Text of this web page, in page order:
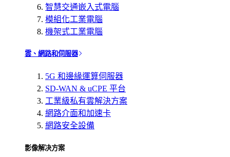
智慧交通嵌入式電腦
模組化工業電腦
機架式工業電腦
雲、網路和伺服器
5G 和邊緣運算伺服器
SD-WAN & uCPE 平台
工業級私有雲解決方案
網路介面和加速卡
網路安全設備
影像解决方案